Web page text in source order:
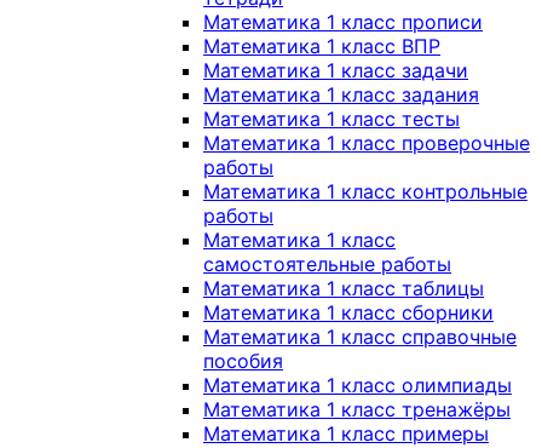
Математика 1 класс прописи
Математика 1 класс ВПР
Математика 1 класс задачи
Математика 1 класс задания
Математика 1 класс тесты
Математика 1 класс проверочные
работы
Математика 1 класс контрольные
работы
Математика 1 класс
самостоятельные работы
Математика 1 класс таблицы
Математика 1 класс сборники
Математика 1 класс справочные
пособия
Математика 1 класс олимпиады
Математика 1 класс тренажёры
Математика 1 класс примеры